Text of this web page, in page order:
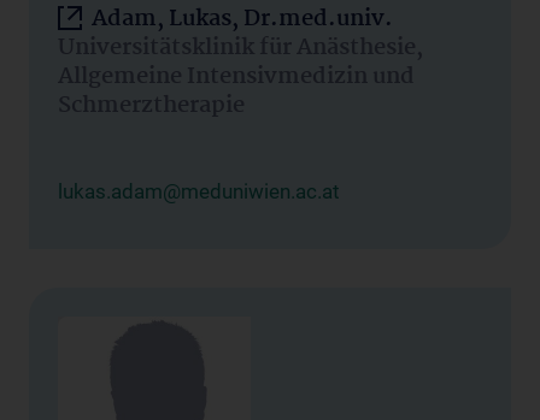
Adam, Lukas, Dr.med.univ.
Universitätsklinik für Anästhesie,
Allgemeine Intensivmedizin und
Schmerztherapie
lukas.adam@meduniwien.ac.at